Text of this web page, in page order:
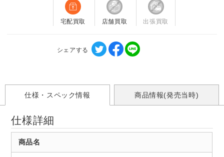
宅配買取 店舗買取 出張買取
シェアする
仕様・スペック情報 商品情報(発売当時)
仕様詳細
商品名